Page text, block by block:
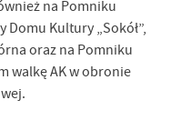
na Pomniku
Domu Kultury „Sokół”,
oraz na Pomniku
walkę AK w obronie